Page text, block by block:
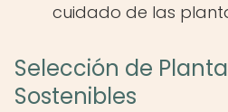
cuidado de las
Selección de
Sostenibles